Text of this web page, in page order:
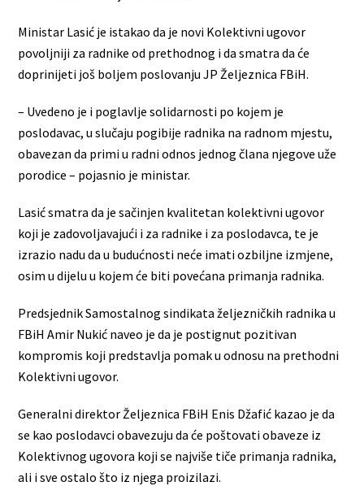
Ministar Lasić je istakao da je novi Kolektivni ugovor
povoljniji za radnike od prethodnog i da smatra da će
doprinijeti još boljem poslovanju JP Željeznica FBiH.
– Uvedeno je i poglavlje solidarnosti po kojem je
poslodavac, u slučaju pogibije radnika na radnom mjestu,
obavezan da primi u radni odnos jednog člana njegove uže
porodice – pojasnio je ministar.
Lasić smatra da je sačinjen kvalitetan kolektivni ugovor
koji je zadovoljavajući i za radnike i za poslodavca, te je
izrazio nadu da u budućnosti neće imati ozbiljne izmjene,
osim u dijelu u kojem će biti povećana primanja radnika.
Predsjednik Samostalnog sindikata željezničkih radnika u
FBiH Amir Nukić naveo je da je postignut pozitivan
kompromis koji predstavlja pomak u odnosu na prethodni
Kolektivni ugovor.
Generalni direktor Željeznica FBiH Enis Džafić kazao je da
se kao poslodavci obavezuju da će poštovati obaveze iz
Kolektivnog ugovora koji se najviše tiče primanja radnika,
ali i sve ostalo što iz njega proizilazi.